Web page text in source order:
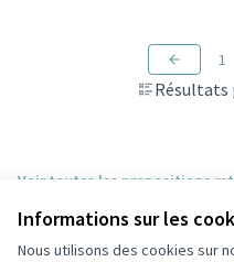
Informations sur les
Nous utilisons des cookies sur
Résultats
1
Voir toutes les propositions
Conditions d'utilisation